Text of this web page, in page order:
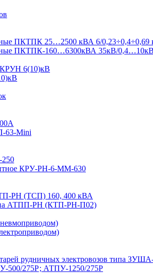
ПКТПК 25…2500 кВА 6/0,23÷0,4÷0,69
ПКТПК-160…6300кВА 35кВ/
КРУН 6(10)кВ
63-Mini
КРУ-РН-6-ММ-630
КТП-РН (ТСП) 160, 400 кВА
АТПП-РН (КТП-РН-П02)
рудничных электровозов типа
500/275Р; АТПУ-1250/275Р